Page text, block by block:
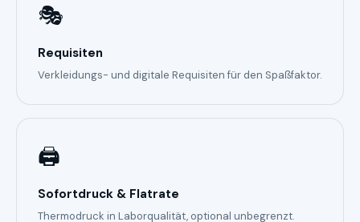
🎭
Requisiten
Verkleidungs- und digitale Requisiten für den Spaßfaktor.
🖨️
Sofortdruck & Flatrate
Thermodruck in Laborqualität, optional unbegrenzt.